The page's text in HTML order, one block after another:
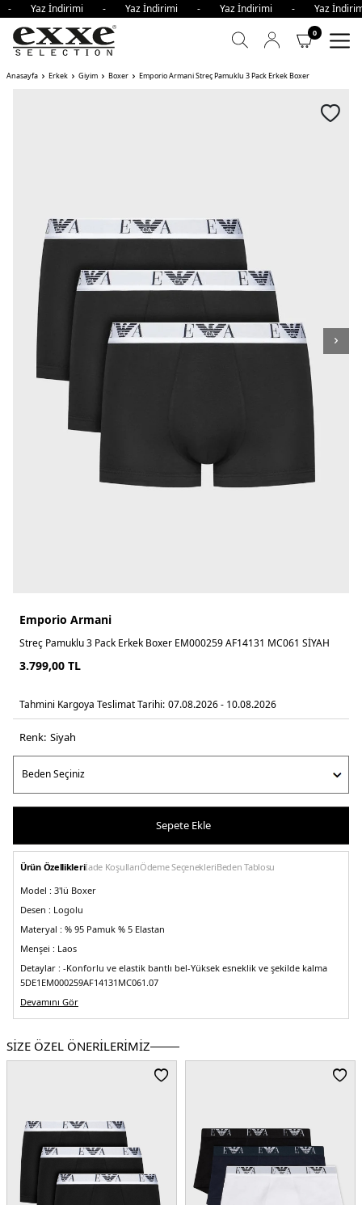
- Yaz İndirimi - Yaz İndirimi - Yaz İndirimi - Yaz
0
Anasayfa Erkek Giyim Boxer Emporio Armani Streç Pamuklu 3 Pack Erkek Boxer
Emporio Armani
Streç Pamuklu 3 Pack Erkek Boxer EM000259 AF14131 MC061 SİYAH
3.799,00 TL
Tahmini Kargoya Teslimat Tarihi: 07.08.2026 - 10.08.2026
Renk: si̇yah
Sepete Ekle
Ürün Özellikleriİade KoşullarıÖdeme SeçenekleriBeden Tablosu
Model : 3'lü Boxer
Desen : Logolu
Materyal : % 95 Pamuk % 5 Elastan
Menşei : Laos
Detaylar : -Konforlu ve elastik bantlı bel-Yüksek esneklik ve şekilde kalma
5DE1EM000259AF14131MC061.07
Devamını Gör
SİZE ÖZEL ÖNERİLERİMİZ